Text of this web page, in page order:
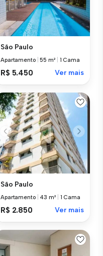
São Paulo
Apartamento |55 m² 1 Cama
R$ 5.450 Ver mais
São Paulo
Apartamento 43 m² 1 Cama
R$ 2.850 Ver mais